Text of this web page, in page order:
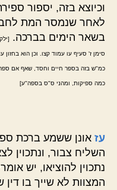
וכיוצא בזה, יספור
לאחר שנמסר המת
בשאר הימים בברכה.
סימן ז' סעיף עו עמוד קצו. וכן הוא
כמ"ש בזה בספר חיים וחסד, שאף אם ספר
כמה ספיקות, ומהני ס"ס בספה"ע]
עז אונן ששמע ברכת
השליח צבור, ונתכוין
נתכוין להוציאו, יש
המצוות לא שייך בו דין